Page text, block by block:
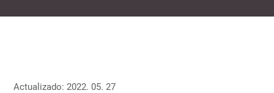
Actualizado: 2022. 05. 27